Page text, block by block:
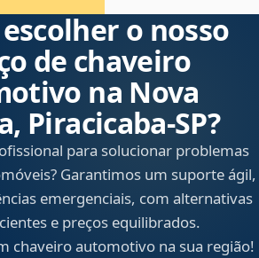
o nosso
de chaveiro
na Nova
Piracicaba‑SP?
para solucionar problemas
Garantimos um suporte ágil,
emergenciais, com alternativas
e preços equilibrados.
chaveiro automotivo na sua região!